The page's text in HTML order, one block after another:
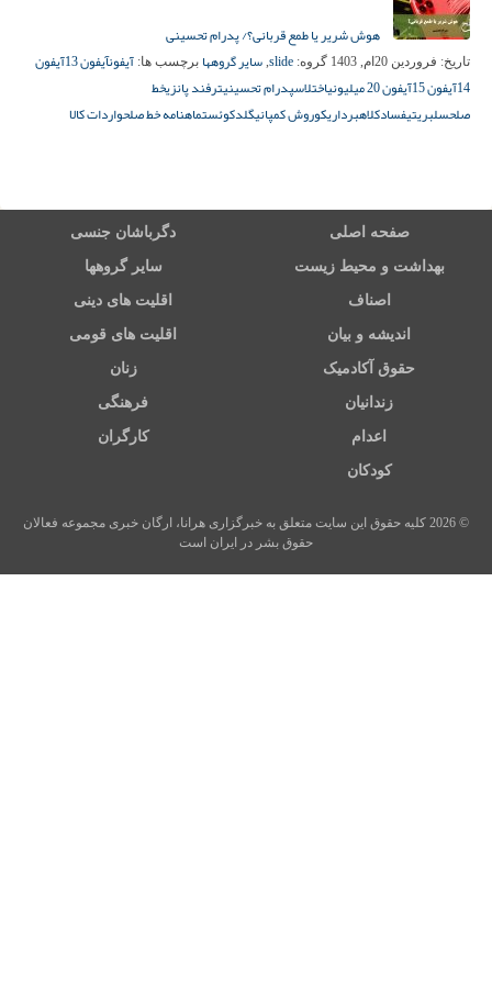
هوش شریر یا طمع قربانی؟/ پدرام تحسینی
تاریخ: فروردین 20ام, 1403 گروه: slide
, سایر گروهها برچسب ها: آیفونآیفون 13 آیفون
14آیفون 15 آیفون 20 میلیونی اختلاسپدرام تحسینیترفند پانزیخط
صلحسلبریتیفسادکلاهبرداریکوروش کمپانیگلدکوئستماهنامه خط صلحواردات کالا
صفحه اصلی دگرباشان جنسی
بهداشت و محیط زیست سایر گروهها
اصناف اقلیت های دینی
اندیشه و بیان اقلیت های قومی
حقوق آکادمیک زنان
زندانیان فرهنگی
اعدام کارگران
کودکان
© 2026 کلیه حقوق این سایت متعلق به خبرگزاری هرانا، ارگان خبری مجموعه فعالان
حقوق بشر در ایران است